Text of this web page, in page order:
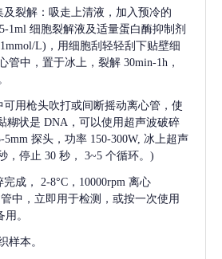
及裂解：吸走上清液，加入预冷的
1ml 细胞裂解液及适量蛋白酶抑制剂
L)，用细胞刮轻轻刮下贴壁细
管中，置于冰上，裂解 30min-1h，
可用枪头吹打或间断摇动离心管，使
糊状是 DNA，可以使用超声波破碎
探头，功率 150-300W, 冰上超声
，停止 30 秒， 3~5 个循环。)
成，
2-8°C，10000rpm 离心
中，立即用于检测，或按一次使用
。
样本。